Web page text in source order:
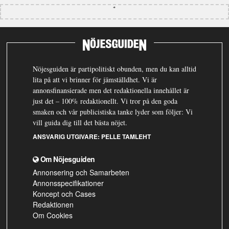
Nöjesguiden är partipolitiskt obunden, men du kan alltid
lita på att vi brinner för jämställdhet. Vi är
annonsfinansierade men det redaktionella innehållet är
just det – 100% redaktionellt. Vi tror på den goda
smaken och vår publicistiska tanke lyder som följer: Vi
vill guida dig till det bästa nöjet.
ANSVARIG UTGIVARE: PELLE TAMLEHT
Om Nöjesguiden
Annonsering och Samarbeten
Annonsspecifikationer
Koncept och Cases
Redaktionen
Om Cookies